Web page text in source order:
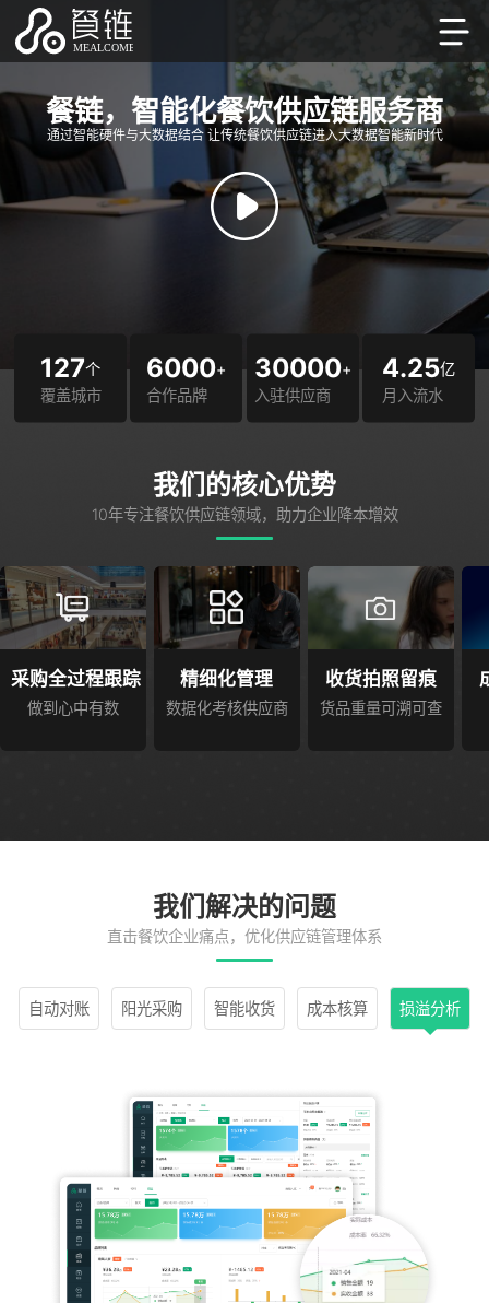
餐链，智能化餐饮供应链服务商
通过智能硬件与大数据结合 让传统餐饮供应链进入大数据智能新时代
127个
覆盖城市
6000+
合作品牌
30000+
入驻供应商
4.25亿
月入流水
我们的核心优势
10年专注餐饮供应链领域，助力企业降本增效
采购全过程跟踪
做到心中有数
精细化管理
数据化考核供应商
收货拍照留痕
货品重量可溯可查
我们解决的问题
直击餐饮企业痛点，优化供应链管理体系
自动对账 阳光采购 智能收货 成本核算 损溢分析